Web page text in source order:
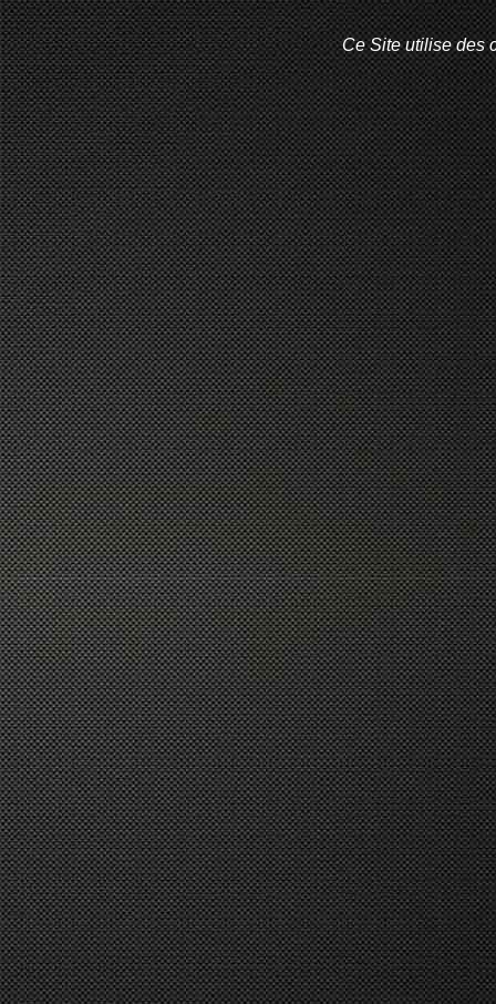
Ce Site utilise des